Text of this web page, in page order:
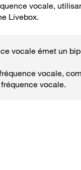
vocale,
Livebox.
vocale émet un
vocale,
vocale.